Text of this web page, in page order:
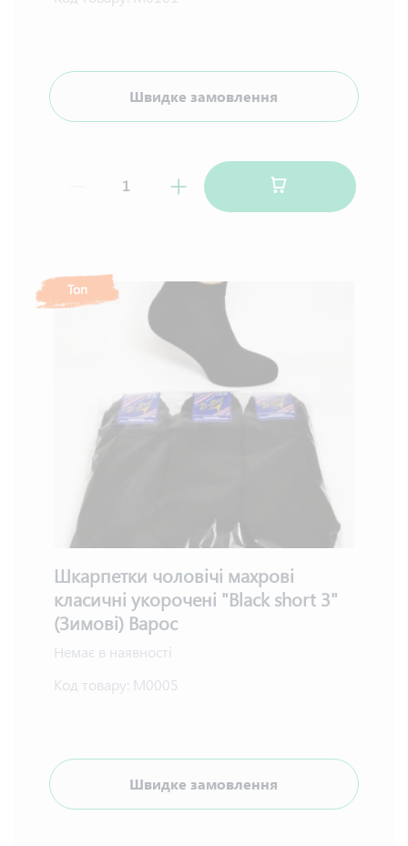
Швидке замовлення
Топ
Шкарпетки чоловічі махрові
класичні укорочені "Black short 3"
(Зимові) Варос
Немає в наявності
Код товару: М0005
Швидке замовлення